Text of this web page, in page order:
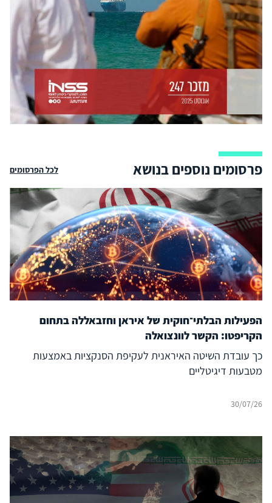
פרסומים נוספים בנושא לכל הפרסומים
הפעילות הבלתי־חוקית של איראן וחזבאללה בתחום
הקריפטו: הקשר לוונצואלה
כך עובדת השיטה האיראנית לעקיפת הסנקציות באמצעות
מטבעות דיגיטליים
30/07/26